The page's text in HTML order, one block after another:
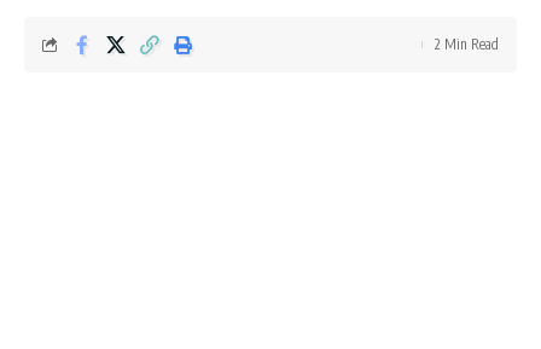
2 Min Read